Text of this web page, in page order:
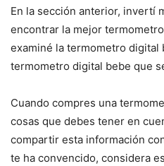
En la sección anterior, invertí
encontrar la mejor
examiné la termometro digital
termometro digital bebe que
Cuando compres una
cosas que debes tener en
compartir esta información
te ha convencido, considera